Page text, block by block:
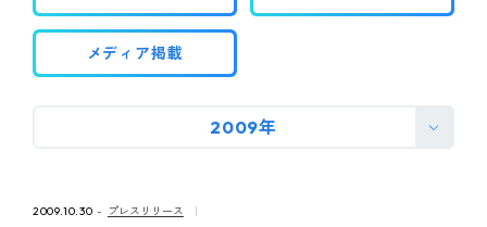
IR情報
採用情報
ピンマーク
メディア掲載
2009年
2009.10.30 プレスリリース